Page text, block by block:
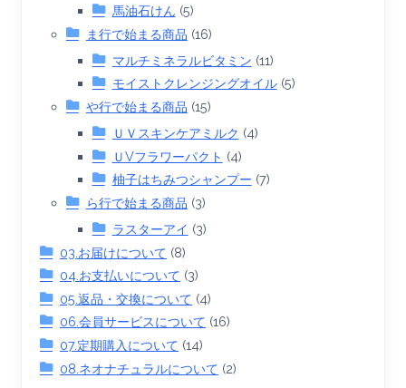
馬油石けん (5)
ま行で始まる商品 (16)
マルチミネラルビタミン (11)
モイストクレンジングオイル(5)
や行で始まる商品 (15)
ＵＶスキンケアミルク (4)
ＵVフラワーパクト (4)
柚子はちみつシャンプー (7)
ら行で始まる商品 (3)
ラスターアイ (3)
03.お届けについて (8)
04.お支払いについて (3)
05.返品・交換について (4)
06.会員サービスについて (16)
07.定期購入について (14)
08.ネオナチュラルについて (2)